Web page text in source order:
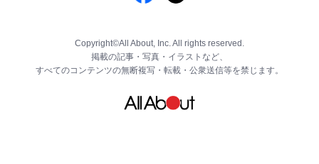
Copyright©All About, Inc. All rights reserved.
掲載の記事・写真・イラストなど、
すべてのコンテンツの無断複写・転載・公衆送信等を禁じます。